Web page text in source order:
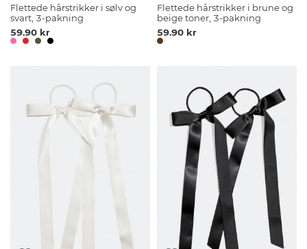
Flettede hårstrikker i sølv og
svart, 3-pakning
59.90 kr
Flettede hårstrikker i brune og
beige toner, 3-pakning
59.90 kr